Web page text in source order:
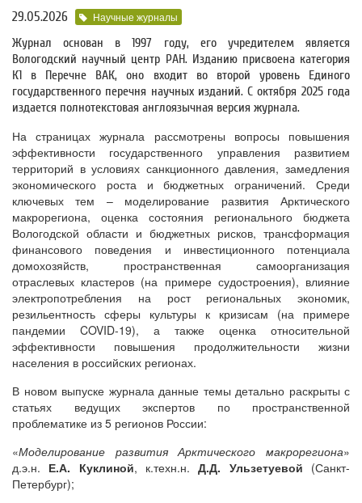
29.05.2026 Научные журналы
Журнал основан в 1997 году, его учредителем является
Вологодский научный центр РАН. Изданию присвоена категория
К1 в Перечне ВАК, оно входит во второй уровень Единого
государственного перечня научных изданий. С октября 2025 года
издается полнотекстовая англоязычная версия журнала.
На страницах журнала рассмотрены вопросы повышения
эффективности государственного управления развитием
территорий в условиях санкционного давления, замедления
экономического роста и бюджетных ограничений. Среди
ключевых тем – моделирование развития Арктического
макрорегиона, оценка состояния регионального бюджета
Вологодской области и бюджетных рисков, трансформация
финансового поведения и инвестиционного потенциала
домохозяйств, пространственная самоорганизация
отраслевых кластеров (на примере судостроения), влияние
электропотребления на рост региональных экономик,
резильентность сферы культуры к кризисам (на примере
пандемии COVID-19), а также оценка относительной
эффективности повышения продолжительности жизни
населения в российских регионах.
В новом выпуске журнала данные темы детально раскрыты с
статьях ведущих экспертов по пространственной
проблематике из 5 регионов России:
«Моделирование развития Арктического макрорегиона»
д.э.н. Е.А. Куклиной, к.техн.н.Д.Д. Ульзетуевой (Санкт-
Петербург);